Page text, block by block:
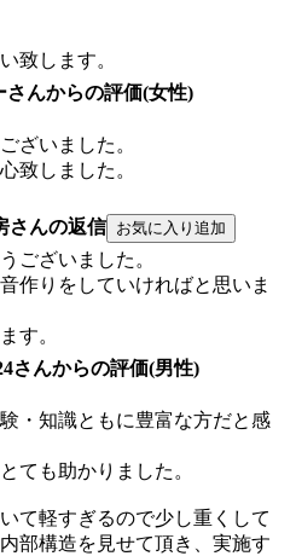
致します。
さんからの評価(女性)
ざいました。
致しました。
さんの返信
ございました。
作りをしていければと思いま
す。
さんからの評価(男性)
・知識ともに豊富な方だと感
ても助かりました。
て軽すぎるので少し重くして
部構造を見せて頂き、実施す